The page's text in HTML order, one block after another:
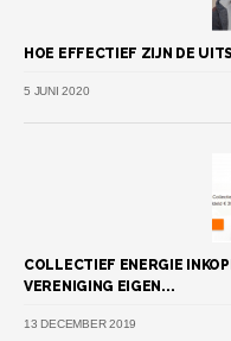
HOE EFFECTIEF ZIJN DE
5 JUNI 2020
COLLECTIEF ENERGIE
VERENIGING EIGEN...
13 DECEMBER 2019